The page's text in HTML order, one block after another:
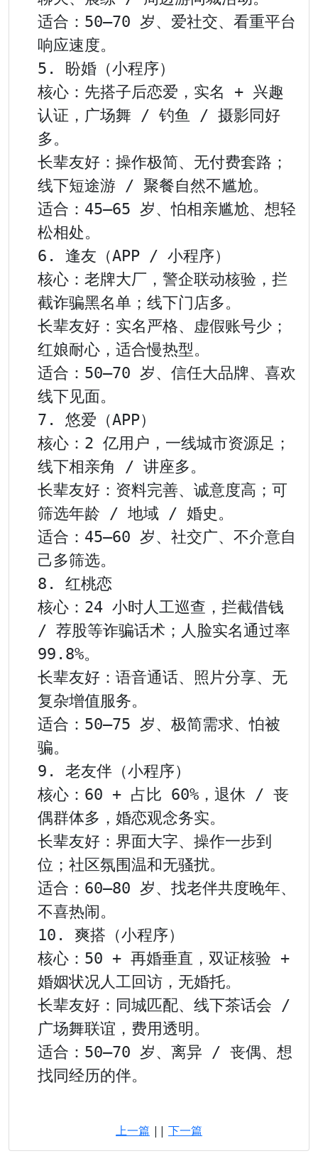
适合：50–70 岁、爱社交、看重平台
响应速度。
5. 盼婚（小程序）
核心：先搭子后恋爱，实名 + 兴趣
认证，广场舞 / 钓鱼 / 摄影同好
多。
长辈友好：操作极简、无付费套路；
线下短途游 / 聚餐自然不尴尬。
适合：45–65 岁、怕相亲尴尬、想轻
松相处。
6. 逢友（APP / 小程序）
核心：老牌大厂，警企联动核验，拦
截诈骗黑名单；线下门店多。
长辈友好：实名严格、虚假账号少；
红娘耐心，适合慢热型。
适合：50–70 岁、信任大品牌、喜欢
线下见面。
7. 悠爱（APP）
核心：2 亿用户，一线城市资源足；
线下相亲角 / 讲座多。
长辈友好：资料完善、诚意度高；可
筛选年龄 / 地域 / 婚史。
适合：45–60 岁、社交广、不介意自
己多筛选。
8. 红桃恋
核心：24 小时人工巡查，拦截借钱
/ 荐股等诈骗话术；人脸实名通过率
99.8%。
长辈友好：语音通话、照片分享、无
复杂增值服务。
适合：50–75 岁、极简需求、怕被
骗。
9. 老友伴（小程序）
核心：60 + 占比 60%，退休 / 丧
偶群体多，婚恋观念务实。
长辈友好：界面大字、操作一步到
位；社区氛围温和无骚扰。
适合：60–80 岁、找老伴共度晚年、
不喜热闹。
10. 爽搭（小程序）
核心：50 + 再婚垂直，双证核验 +
婚姻状况人工回访，无婚托。
长辈友好：同城匹配、线下茶话会 /
广场舞联谊，费用透明。
适合：50–70 岁、离异 / 丧偶、想
找同经历的伴。
上一篇 || 下一篇